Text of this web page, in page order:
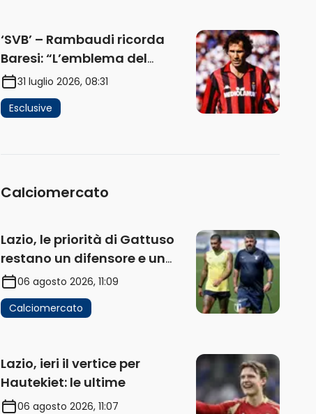
‘SVB’ – Rambaudi ricorda
Baresi: “L’emblema del
difensore moderno completo.
Lui è il Milan” (AUDIO)
31 luglio 2026, 08:31
Esclusive
Calciomercato
Lazio, le priorità di Gattuso
restano un difensore e un
centravanti: proposto
Esposito
06 agosto 2026, 11:09
Calciomercato
Lazio, ieri il vertice per
Hautekiet: le ultime
06 agosto 2026, 11:07